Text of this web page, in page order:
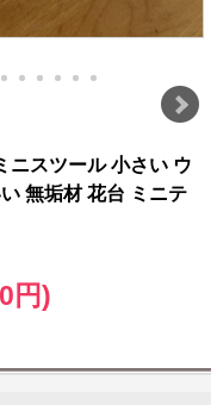
ニスツール 小さい ウ
無垢材 花台 ミニテ
円)